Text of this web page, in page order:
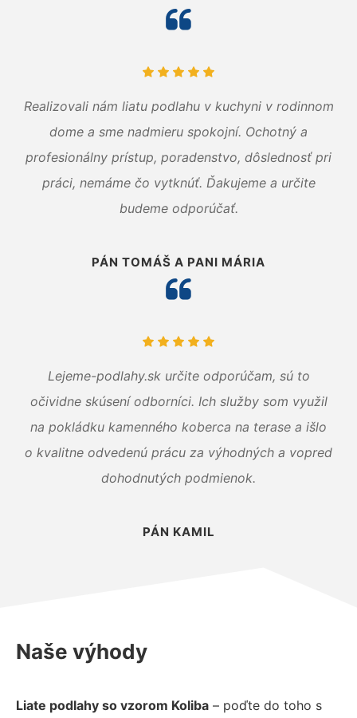
Realizovali nám liatu podlahu v kuchyni v rodinnom
dome a sme nadmieru spokojní. Ochotný a
profesionálny prístup, poradenstvo, dôslednosť pri
práci, nemáme čo vytknúť. Ďakujeme a určite
budeme odporúčať.
PÁN TOMÁŠ A PANI MÁRIA
Lejeme-podlahy.sk určite odporúčam, sú to
očividne skúsení odborníci. Ich služby som využil
na pokládku kamenného koberca na terase a išlo
o kvalitne odvedenú prácu za výhodných a vopred
dohodnutých podmienok.
PÁN KAMIL
Naše výhody
Liate podlahy so vzorom Koliba – poďte do toho s